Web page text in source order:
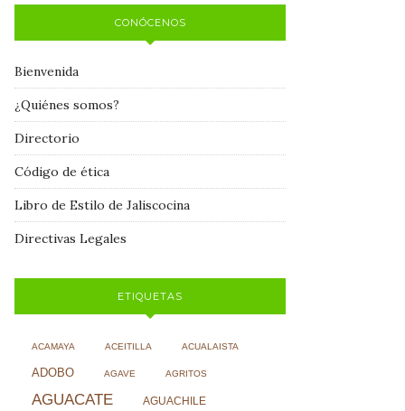
CONÓCENOS
Bienvenida
¿Quiénes somos?
Directorio
Código de ética
Libro de Estilo de Jaliscocina
Directivas Legales
ETIQUETAS
ACAMAYA ACEITILLA ACUALAISTA
ADOBO AGAVE AGRITOS
AGUACATE AGUACHILE